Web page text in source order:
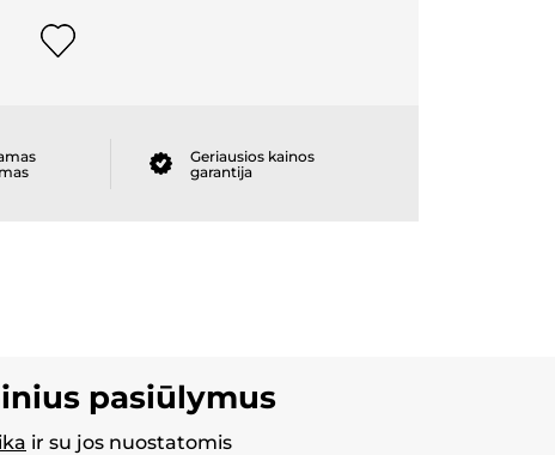
Geriausios kainos
garantija
pasiūlymus
ir su jos nuostatomis